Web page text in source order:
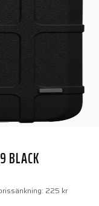
BLACK
225 kr